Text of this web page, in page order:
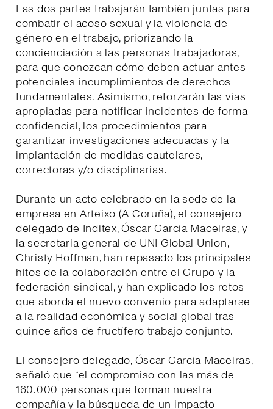
Las dos partes trabajarán también juntas para
combatir el acoso sexual y la violencia de
género en el trabajo, priorizando la
concienciación a las personas trabajadoras,
para que conozcan cómo deben actuar antes
potenciales incumplimientos de derechos
fundamentales. Asimismo, reforzarán las vías
apropiadas para notificar incidentes de forma
confidencial, los procedimientos para
garantizar investigaciones adecuadas y la
implantación de medidas cautelares,
correctoras y/o disciplinarias.
Durante un acto celebrado en la sede de la
empresa en Arteixo (A Coruña), el consejero
delegado de Inditex, Óscar García Maceiras, y
la secretaria general de UNI Global Union,
Christy Hoffman, han repasado los principales
hitos de la colaboración entre el Grupo y la
federación sindical, y han explicado los retos
que aborda el nuevo convenio para adaptarse
a la realidad económica y social global tras
quince años de fructífero trabajo conjunto.
El consejero delegado, Óscar García Maceiras,
señaló que “el compromiso con las más de
160.000 personas que forman nuestra
compañía y la búsqueda de un impacto